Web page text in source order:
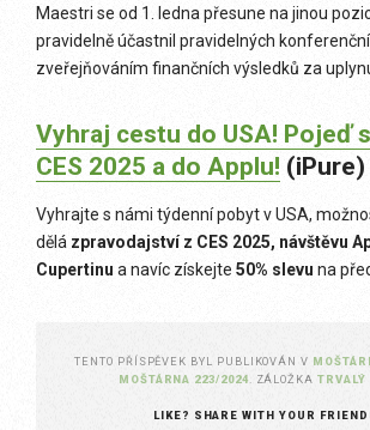
Maestri se od 1. ledna přesune na jinou
pravidelně účastnil pravidelných
zveřejňováním finančních výsledků za
Vyhraj cestu do USA! Pojeď
CES 2025 a do Applu! (iPure)
Vyhrajte s námi týdenní pobyt v USA,
dělá zpravodajství z CES 2025, návštěvu
Cupertinu a navíc získejte 50% slevu na
TENTO PŘÍSPĚVEK BYL PUBLIKOVÁN V
MOŠTÁRNA 223/2024 . ZÁLOŽKATRVALÝ
LIKE? SHARE WITH YOUR